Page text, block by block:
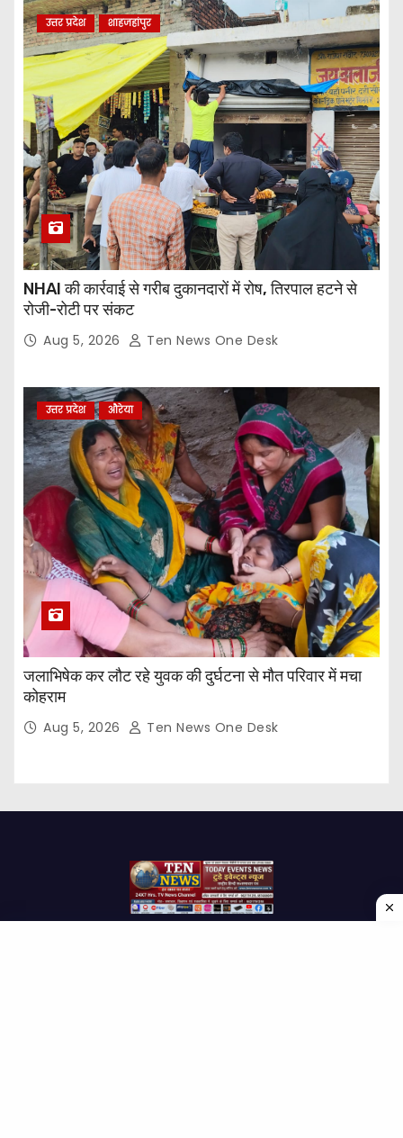
उत्तर प्रदेश शाहजहांपुर
NHAI की कार्रवाई से गरीब दुकानदारों में रोष, तिरपाल हटने से
रोजी-रोटी पर संकट
Aug 5, 2026 Ten News One Desk
उत्तर प्रदेश औरेया
जलाभिषेक कर लौट रहे युवक की दुर्घटना से मौत परिवार में मचा
कोहराम
Aug 5, 2026 Ten News One Desk